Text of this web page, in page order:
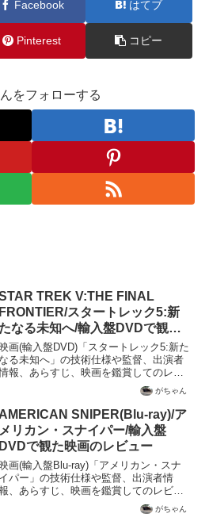
Facebook はてブ
Pinterest コピー
をフォローする
TREK V:THE FINAL
FRONTIER/スタートレック5:新
たなる未知へ/輸入盤DVDで観た
画のレビュー
画(輸入盤DVD)「スタートレック5:新た
なる未知へ」の技術仕様や監督、出演者
報、あらすじ、映画を鑑賞してのレビ
がちゃん
AMERICAN SNIPER(Blu-ray)/ア
メリカン・スナイパー/輸入盤
DVDで観た映画のレビュー
画(輸入盤Blu-ray)「アメリカン・スナ
イパー」の技術仕様や監督、出演者情
、あらすじ、映画を鑑賞してのレビュ
がちゃん